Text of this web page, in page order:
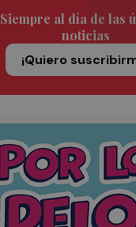
Siempre al día de las
noticias
¡Quiero